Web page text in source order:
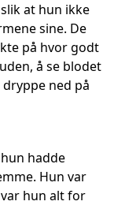
at hun ikke
sine. De
på hvor godt
å se blodet
ned på
hadde
Hun var
hun alt for